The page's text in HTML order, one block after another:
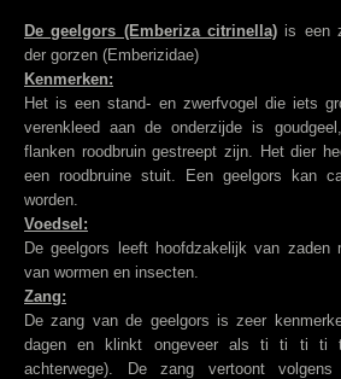
De geelgors (Emberiza citrinella) is een
der gorzen (Emberizidae)
Kenmerken:
Het is een stand- en zwerfvogel die iets
verenkleed aan de onderzijde is
flanken roodbruin gestreept zijn. Het dier
een roodbruine stuit. Een geelgors kan
worden.
Voedsel:
De geelgors leeft hoofdzakelijk van zaden
van wormen en insecten.
Zang:
De zang van de geelgors is zeer
dagen en klinkt ongeveer als ti ti ti ti
achterwege). De zang vertoont